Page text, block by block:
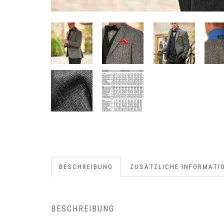
BESCHREIBUNG ZUSÄTZLICHE
BESCHREIBUNG